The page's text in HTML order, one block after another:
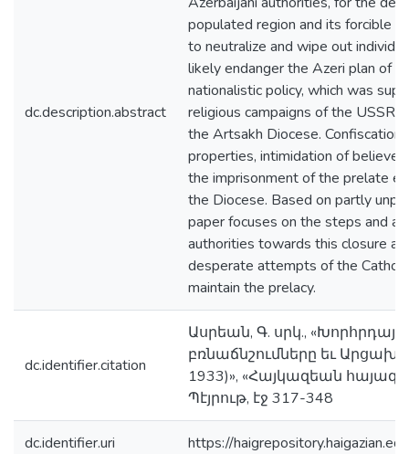
dc.description.abstract
populated region and its forcible
to neutralize and wipe out
likely endanger the Azeri plan of
nationalistic policy, which was
religious campaigns of the USSR,
the Artsakh Diocese.
properties, intimidation of
the imprisonment of the prelate
the Diocese. Based on partly
paper focuses on the steps and
authorities towards this closure
desperate attempts of the
maintain the prelacy.
dc.identifier.citation
Ասրեան, Գ. սրկ.,
բռնաճնշումները եւ
1933)», «Հայկազեան
Պէյրութ, էջ 317-348
dc.identifier.uri https://